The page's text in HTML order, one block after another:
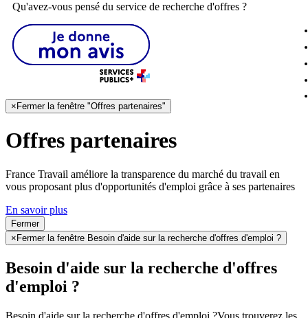
Qu'avez-vous pensé du service de recherche d'offres ?
× Fermer la fenêtre "Offres partenaires"
Offres partenaires
France Travail améliore la transparence du marché du travail en
vous proposant plus d'opportunités d'emploi grâce à ses partenaires
En savoir plus
Fermer
× Fermer la fenêtre Besoin d'aide sur la recherche d'offres d'emploi ?
Besoin d'aide sur la recherche d'offres
d'emploi ?
Besoin d'aide sur la recherche d'offres d'emploi ?Vous trouverez les